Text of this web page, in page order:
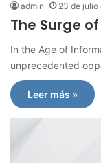
admin 23 de julio
The Surge
In the Age of
unprecedented
Leer más »